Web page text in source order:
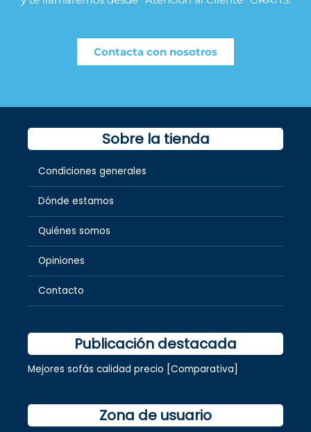
Contacta con nosotros
Sobre la tienda
Condiciones generales
Dónde estamos
Quiénes somos
Opiniones
Contacto
Publicación destacada
Mejores sofás calidad precio [Comparativa]
Zona de usuario